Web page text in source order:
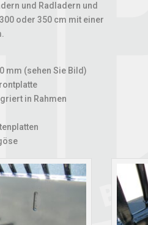
und Radladern und
oder 350 cm mit einer
mm (sehen Sie Bild)
in Rahmen